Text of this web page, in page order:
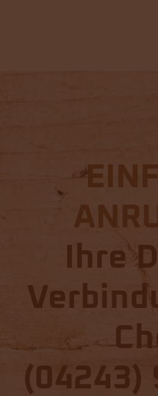
Ihre
(04243)